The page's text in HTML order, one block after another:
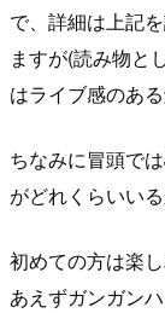
で、詳細は上記
ますが(読み物と
はライブ感のあ
ちなみに冒頭で
がどれくらいい
初めての方は楽
あえずガンガン